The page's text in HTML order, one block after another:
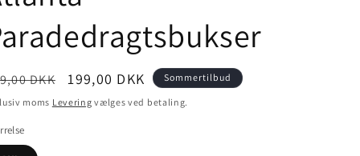
DKK Udsalgspris
199,00 DKK Sommertilbud
moms Levering vælges ved betaling.